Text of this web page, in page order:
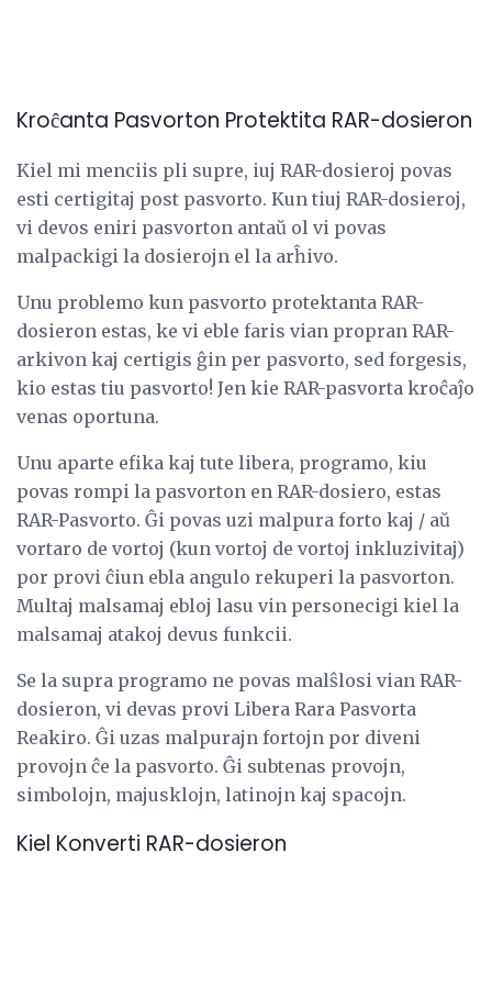
Kroĉanta Pasvorton Protektita RAR-dosieron
Kiel mi menciis pli supre, iuj RAR-dosieroj povas
esti certigitaj post pasvorto. Kun tiuj RAR-dosieroj,
vi devos eniri pasvorton antaŭ ol vi povas
malpackigi la dosierojn el la arĥivo.
Unu problemo kun pasvorto protektanta RAR-
dosieron estas, ke vi eble faris vian propran RAR-
arkivon kaj certigis ĝin per pasvorto, sed forgesis,
kio estas tiu pasvorto! Jen kie RAR-pasvorta kroĉaĵo
venas oportuna.
Unu aparte efika kaj tute libera, programo, kiu
povas rompi la pasvorton en RAR-dosiero, estas
RAR-Pasvorto. Ĝi povas uzi malpura forto kaj / aŭ
vortaro de vortoj (kun vortoj de vortoj inkluzivitaj)
por provi ĉiun ebla angulo rekuperi la pasvorton.
Multaj malsamaj ebloj lasu vin personecigi kiel la
malsamaj atakoj devus funkcii.
Se la supra programo ne povas malŝlosi vian RAR-
dosieron, vi devas provi Libera Rara Pasvorta
Reakiro. Ĝi uzas malpurajn fortojn por diveni
provojn ĉe la pasvorto. Ĝi subtenas provojn,
simbolojn, majusklojn, latinojn kaj spacojn.
Kiel Konverti RAR-dosieron